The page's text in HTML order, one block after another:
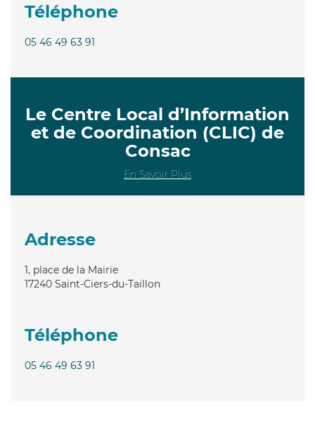
Téléphone
05 46 49 63 91
Le Centre Local d’Information
et de Coordination (CLIC) de
Consac
En Savoir Plus
Adresse
1, place de la Mairie
17240 Saint-Ciers-du-Taillon
Téléphone
05 46 49 63 91